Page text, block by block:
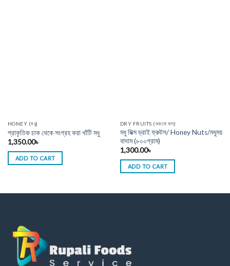
HONEY (মধু)
প্রাকৃতিক চাক থেকে সংগ্রহ করা খাঁটি মধু
1,350.00৳
ADD TO CART
DRY FRUITS (শুকনো ফল)
মধু মিক্স ড্রাই ফ্রুটস/ Honey Nuts/মধুময়
বাদাম (৮০০গ্রাম)
1,300.00৳
ADD TO CART